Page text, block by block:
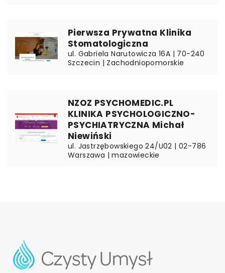
Pierwsza Prywatna Klinika
Stomatologiczna
ul. Gabriela Narutowicza 16A | 70-240
Szczecin | Zachodniopomorskie
NZOZ PSYCHOMEDIC.PL
KLINIKA PSYCHOLOGICZNO-
PSYCHIATRYCZNA Michał
Niewiński
ul. Jastrzębowskiego 24/U02 | 02-786
Warszawa | mazowieckie